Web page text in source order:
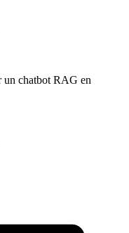
un chatbot RAG en